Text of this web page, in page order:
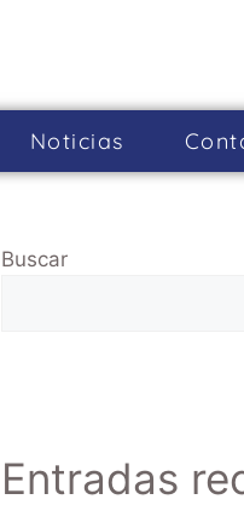
Noticias
Buscar
Entradas